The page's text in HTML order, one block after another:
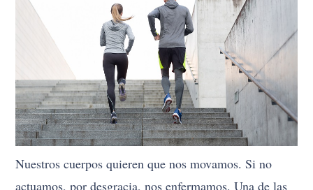
Nuestros cuerpos quieren que nos movamos. Si no
actuamos, por desgracia, nos enfermamos. Una de las